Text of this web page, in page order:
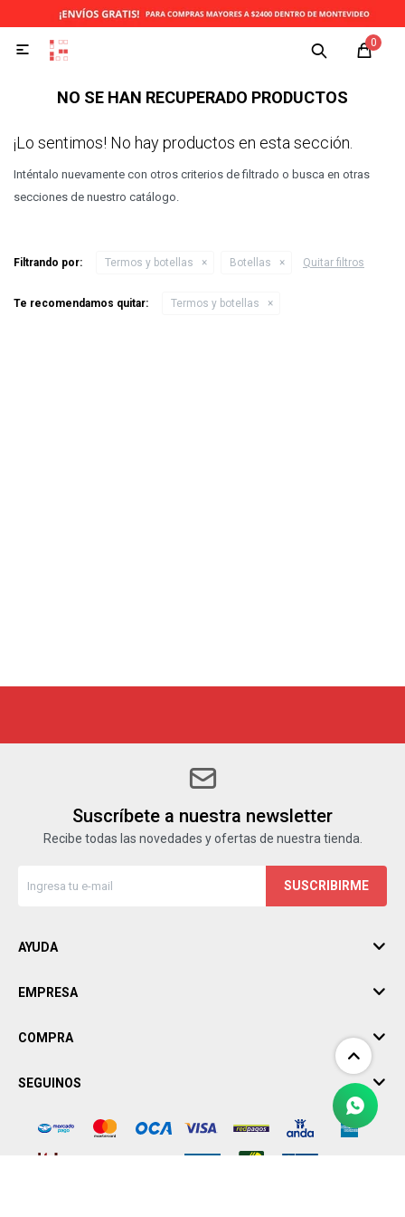
0

NO SE HAN RECUPERADO PRODUCTOS
¡Lo sentimos! No hay productos en esta sección.
Inténtalo nuevamente con otros criterios de filtrado o busca en otras
secciones de nuestro catálogo.
Filtrando por: Termos y botellas Botellas Quitar filtros
Te recomendamos quitar: Termos y botellas
Suscríbete a nuestra newsletter
Recibe todas las novedades y ofertas de nuestra tienda.
SUSCRIBIRME
AYUDA
EMPRESA
COMPRA
SEGUINOS